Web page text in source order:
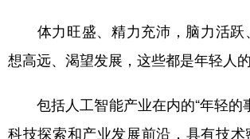
体力旺盛、精力充沛，脑力活跃
想高远、渴望发展，这些都是年轻人的
包括人工智能产业在内的“年轻的
科技探索和产业发展前沿，具有技术